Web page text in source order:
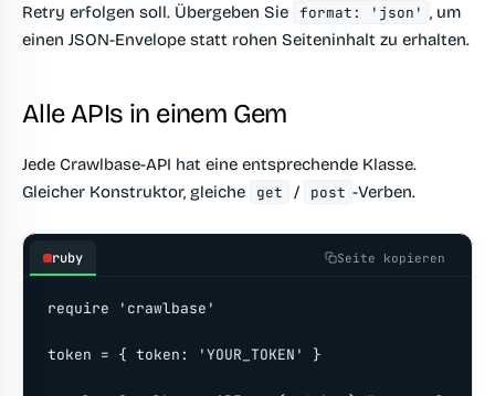
Retry erfolgen soll. Übergeben Sie format: 'json' , um
einen JSON-Envelope statt rohen Seiteninhalt zu erhalten.
Alle APIs in einem Gem
Jede Crawlbase-API hat eine entsprechende Klasse.
Gleicher Konstruktor, gleiche
get / post -Verben.
ruby Seite kopieren
require 'crawlbase'
token = { token: 'YOUR_TOKEN' }